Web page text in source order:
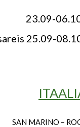
25.09-
SAN MARINO –